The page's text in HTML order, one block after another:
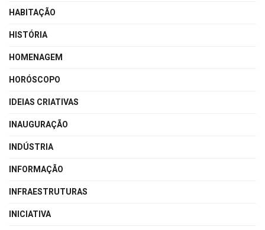
HABITAÇÃO
HISTÓRIA
HOMENAGEM
HORÓSCOPO
IDEIAS CRIATIVAS
INAUGURAÇÃO
INDÚSTRIA
INFORMAÇÃO
INFRAESTRUTURAS
INICIATIVA